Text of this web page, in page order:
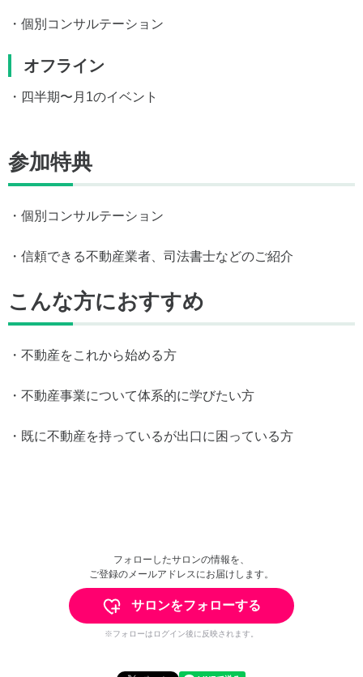
・個別コンサルテーション
オフライン
・四半期〜月1のイベント
参加特典
・個別コンサルテーション
・信頼できる不動産業者、司法書士などのご紹介
こんな方におすすめ
・不動産をこれから始める方
・不動産事業について体系的に学びたい方
・既に不動産を持っているが出口に困っている方
フォローしたサロンの情報を、
ご登録のメールアドレスにお届けします。
サロンをフォローする
※フォローはログイン後に反映されます。